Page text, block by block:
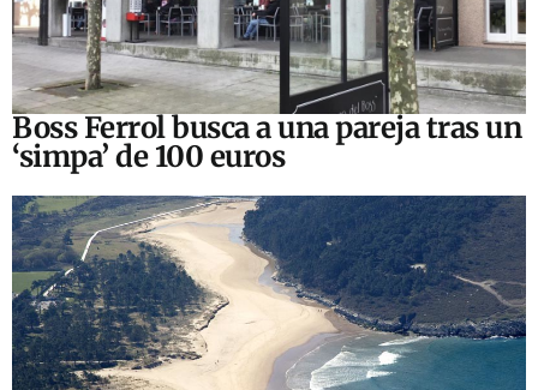
Boss Ferrol busca a una pareja tras un
‘simpa’ de 100 euros